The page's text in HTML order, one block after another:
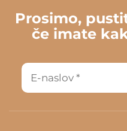
Prosimo,
če imate